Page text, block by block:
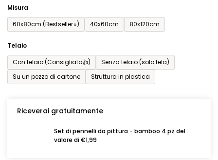
Misura
60x80cm (Bestseller⭐)
40x60cm 80x120cm
Telaio
Con telaio (Consigliato👍)
Senza telaio (solo tela)
Su un pezzo di cartone
Struttura in plastica
Riceverai gratuitamente
Set di pennelli da pittura - bamboo 4 pz del
valore di €1,99